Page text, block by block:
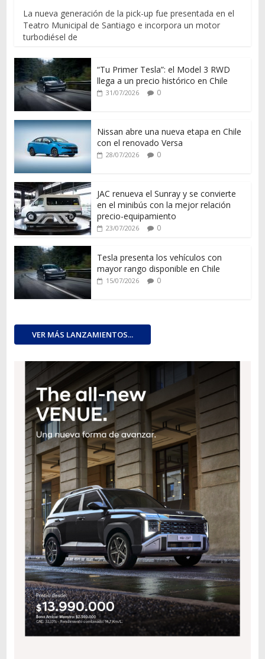
La nueva generación de la pick-up fue presentada en el
Teatro Municipal de Santiago e incorpora un motor
turbodiésel de
“Tu Primer Tesla”: el Model 3 RWD
llega a un precio histórico en Chile
31/07/2026 0
Nissan abre una nueva etapa en Chile
con el renovado Versa
28/07/2026 0
JAC renueva el Sunray y se convierte
en el minibús con la mejor relación
precio-equipamiento
23/07/2026 0
Tesla presenta los vehículos con
mayor rango disponible en Chile
15/07/2026 0
VER MÁS LANZAMIENTOS...